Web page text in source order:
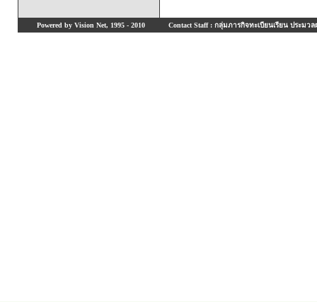
Powered by Vision Net, 1995 - 2010 Contact Staff : กลุ่มภารกิจทะเบียนเรียน ประมวล